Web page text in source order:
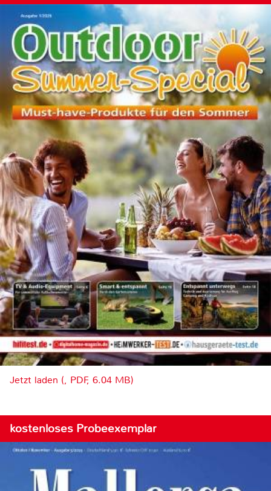
Jetzt laden (, PDF, 6.04 MB)
kostenloses Probeexemplar